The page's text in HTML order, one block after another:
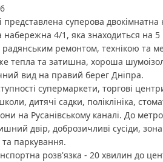
представлена суперова
набережна 4/1, яка знаходиться на 5
радянським ремонтом, технікою та
тепла та затишна, хороша
вид на правий берег Дніпра.
супермаркети, торгові
дитячі садки, поліклініка,
на Русанівському каналі. До
двір, доброзичливі сусіди,
та паркування.
розв'язка - 20 хвилин до